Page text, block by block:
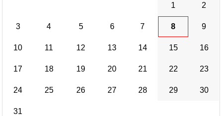
1 2
3 4 5 6 7 8 9
10 11 12 13 14 15 16
17 18 19 20 21 22 23
24 25 26 27 28 29 30
31